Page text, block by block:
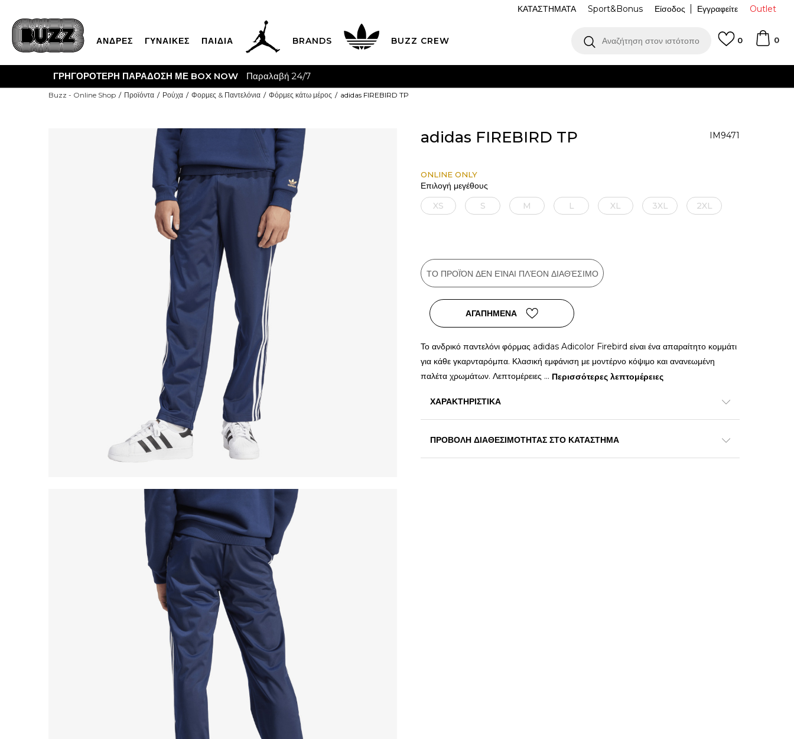
Outlet
Είσοδος Εγγραφείτε
ΚΑΤΑΣΤΗΜΑΤΑ Sport&Bonus
ΑΝΔΡΕΣ ΓΥΝΑΙΚΕΣ ΠΑΙΔΙΑ BRANDS BUZZ CREW Αναζήτηση στον ιστότοπο 0
0
CLICK & COLLECT
Buzz - Online Shop Προϊόντα Ρούχα Φορμες & Παντελόνια Φόρμες κάτω μέρος adidas FIREBIRD TP
adidas FIREBIRD TP IM9471
ONLINE ONLY
Επιλογή μεγέθους
XS
S M L XL 3XL 2XL
ΤΟ ΠΡΟΪΌΝ ΔΕΝ ΕΊΝΑΙ ΠΛΈΟΝ ΔΙΑΘΈΣΙΜΟ
ΑΓΑΠΗΜΕΝΑ
Το ανδρικό παντελόνι φόρμας adidas Adicolor Firebird είναι ένα απαραίτητο κομμάτι
για κάθε γκαρνταρόμπα. Κλασική εμφάνιση με μοντέρνο κόψιμο και ανανεωμένη
παλέτα χρωμάτων. Λεπτομέρειες ... Περισσότερες λεπτομέρειες
ΧΑΡΑΚΤΗΡΙΣΤΙΚΑ
ΠΡΟΒΟΛΗ ΔΙΑΘΕΣΙΜΟΤΗΤΑΣ ΣΤΟ ΚΑΤΑΣΤΗΜΑ